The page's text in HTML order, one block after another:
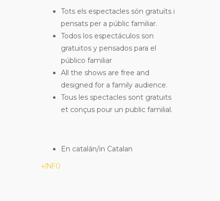
Tots els espectacles són gratuïts i
pensats per a públic familiar.
Todos los espectáculos son
gratuitos y pensados para el
público familiar
All the shows are free and
designed for a family audience.
Tous les spectacles sont gratuits
et conçus pour un public familial.
En catalán/in Catalan
+INFO